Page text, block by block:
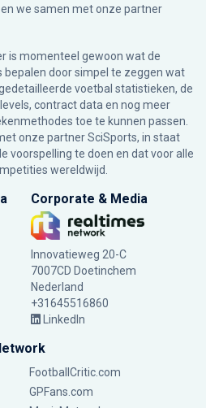
we samen met onze partner
is momenteel gewoon wat de
bepalen door simpel te zeggen wat
voetbal statistieken, de
contract data en nog meer
toe te kunnen passen.
onze partner SciSports, in staat
voorspelling te doen en dat voor alle
wereldwijd.
Corporate & Media
Innovatieweg 20-C
7007CD Doetinchem
Nederland
+31645516860
LinkedIn
FootballCritic.com
GPFans.com